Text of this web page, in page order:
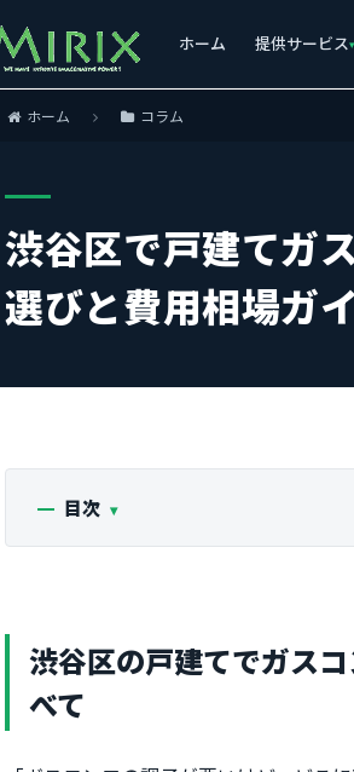
ホーム 提供サービス
ホーム コラム
渋谷区で戸建てガ
選びと費用相場ガ
目次
渋谷区の戸建てでガス
べて